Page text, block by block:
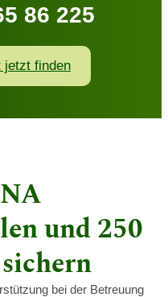
86 225
jetzt finden
und 250
bei der Betreuung